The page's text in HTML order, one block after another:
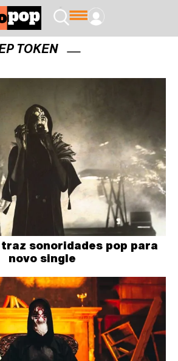
TOKEN
traz sonoridades pop para
novo single